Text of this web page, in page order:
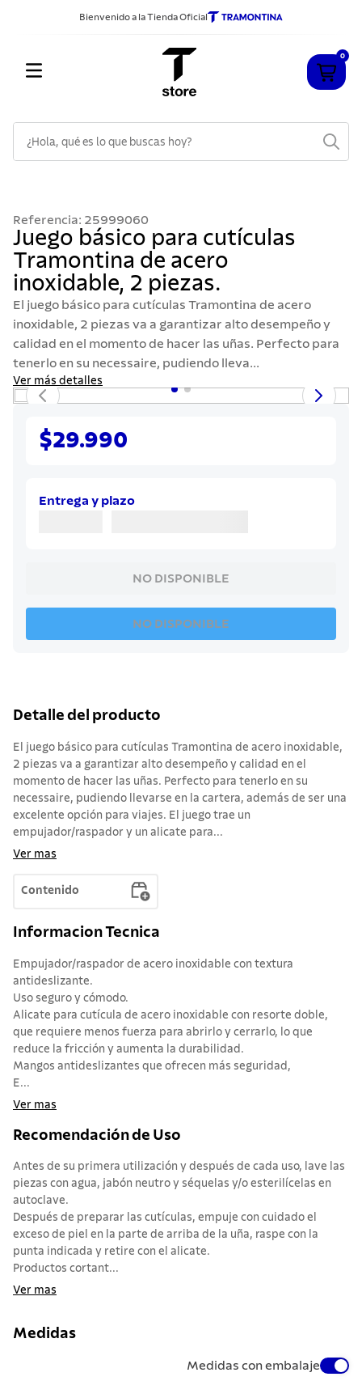
Bienvenido a la Tienda Oficial
0
Referencia: 25999060
Juego básico para cutículas
Tramontina de acero
inoxidable, 2 piezas.
El juego básico para cutículas Tramontina de acero
inoxidable, 2 piezas va a garantizar alto desempeño y
calidad en el momento de hacer las uñas. Perfecto para
tenerlo en su necessaire, pudiendo lleva...
Ver más detalles
$29.990
Entrega y plazo
NO DISPONIBLE
NO DISPONIBLE
Detalle del producto
El juego básico para cutículas Tramontina de acero inoxidable,
2 piezas va a garantizar alto desempeño y calidad en el
momento de hacer las uñas. Perfecto para tenerlo en su
necessaire, pudiendo llevarse en la cartera, además de ser una
excelente opción para viajes. El juego trae un
empujador/raspador y un alicate para...
Ver mas
Contenido
Informacion Tecnica
Empujador/raspador de acero inoxidable con textura
antideslizante.
Uso seguro y cómodo.
Alicate para cutícula de acero inoxidable con resorte doble,
que requiere menos fuerza para abrirlo y cerrarlo, lo que
reduce la fricción y aumenta la durabilidad.
Mangos antideslizantes que ofrecen más seguridad,
E...
Ver mas
Recomendación de Uso
Antes de su primera utilización y después de cada uso, lave las
piezas con agua, jabón neutro y séquelas y/o esterilícelas en
autoclave.
Después de preparar las cutículas, empuje con cuidado el
exceso de piel en la parte de arriba de la uña, raspe con la
punta indicada y retire con el alicate.
Productos cortant...
Ver mas
Medidas
Medidas con embalaje
2 .
sarten
3.
cubiertos
4.
ollas
.
acero inoxidable
6.
grano
solar
cuchillo
442